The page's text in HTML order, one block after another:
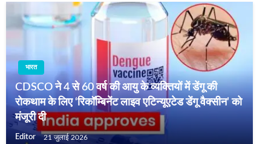
भारत
CDSCO ने 4 से 60 वर्ष की आयु के व्यक्तियों में डेंगू की
रोकथाम के लिए ‘रिकॉम्बिनेंट लाइव एटिन्यूएटेड डेंगू वैक्सीन’ को
मंजूरी दी
Editor 21 जुलाई 2026